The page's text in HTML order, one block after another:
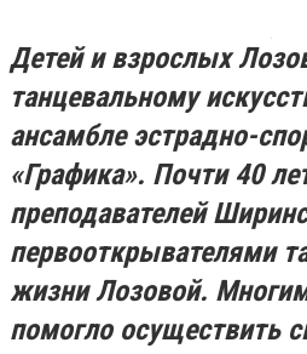
Детей и взрослых
танцевальному
ансамбле эстрадно-
«Графика». Почти 40
преподавателей
первооткрывателями
жизни Лозовой. М
помогло осуществить